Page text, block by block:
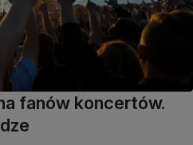
fanów koncertów.